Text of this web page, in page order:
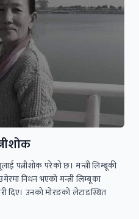
पत्नीशोक परेको छ। मन्त्री लिम्बूकी
निधन भएको मन्त्री लिम्बूका
दिए। उनको मोरङको लेटाङस्थित